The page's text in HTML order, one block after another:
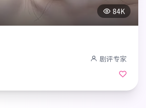
84K
剧评专家